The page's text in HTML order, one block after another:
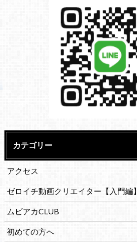
カテゴリー
アクセス
ゼロイチ動画クリエイター【入門編】
ムビアカCLUB
初めての方へ